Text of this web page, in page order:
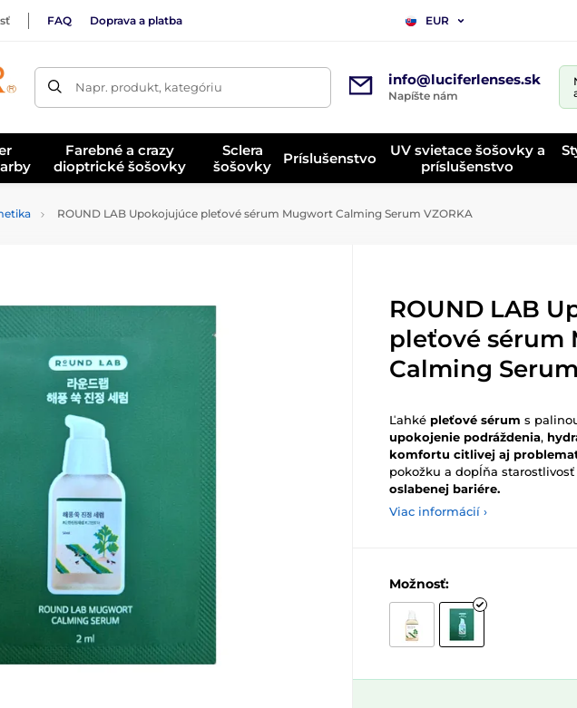
FAQ Doprava a platba EUR
Napr. produkt, kategóriu info@luciferlenses.sk
Napíšte nám
Farebné a crazy
dioptrické šošovky
Sclera
šošovky
Príslušenstvo
UV svietace šošovky a
príslušenstvo
ROUND LAB Upokojujúce pleťové sérum Mugwort Calming Serum VZORKA
ROUND LAB
pleťové sérum
Calming
Ľahké pleťové sérum s
upokojenie podráždenia,
komfortu citlivej aj
pokožku a dopĺňa
oslabenej bariére.
Viac informácií ›
Možnosť: